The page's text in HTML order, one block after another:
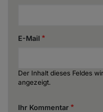
E-Mail
Der Inhalt dieses Feldes
angezeigt.
Ihr Kommentar